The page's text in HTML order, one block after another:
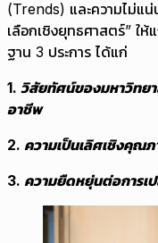
(Trends) และความไม่แ
เลือกเชิงยุทธศาสตร์” ใ
ฐาน 3 ประการ ได้แก่
1. วิสัยทัศน์ของมหาวิทยา
อาชีพ
2. ความเป็นเลิศเชิงคุณ
3. ความยืดหยุ่นต่อการเ